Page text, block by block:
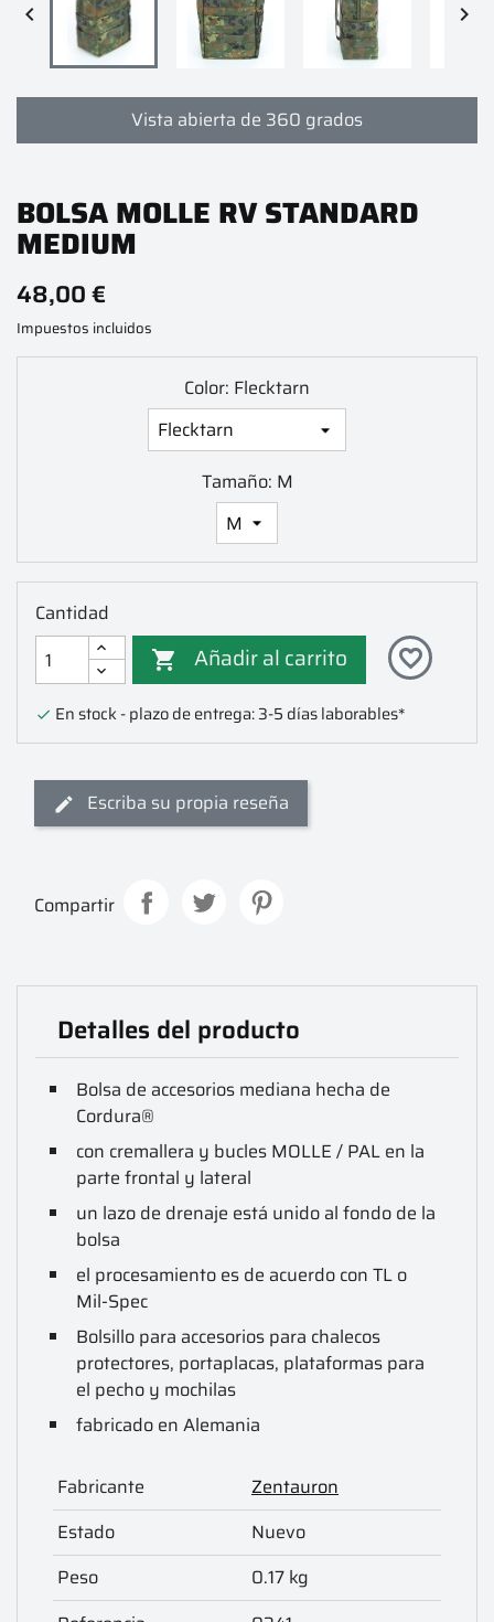
 
Vista abierta de 360 grados
BOLSA MOLLE RV STANDARD
MEDIUM
48,00 €
Impuestos incluidos
Color: Flecktarn
Tamaño: M
Cantidad
 Añadir al carrito favorite_border
 En stock - plazo de entrega: 3-5 días laborables*
Escriba su propia reseña
Compartir
Detalles del producto
Bolsa de accesorios mediana hecha de
Cordura®
con cremallera y bucles MOLLE / PAL en la
parte frontal y lateral
un lazo de drenaje está unido al fondo de la
bolsa
el procesamiento es de acuerdo con TL o
Mil-Spec
Bolsillo para accesorios para chalecos
protectores, portaplacas, plataformas para
el pecho y mochilas
fabricado en Alemania
Fabricante
Zentauron
Estado
Nuevo
Peso
0.17 kg